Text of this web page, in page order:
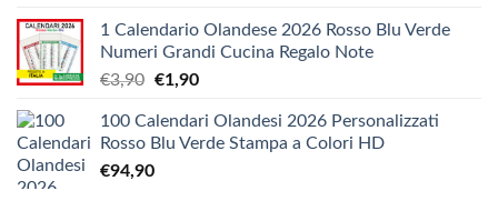
€12,10
prezzo:
da
€9,90
1 Calendario Olandese 2026 Rosso Blu Verde
Numeri Grandi Cucina Regalo Note
€3,90 Il
originale
era:
€3,90.
€1,90Il
attuale
è:
100 Calendari Olandesi 2026 Personalizzati
Rosso Blu Verde Stampa a Colori HD
€94,90